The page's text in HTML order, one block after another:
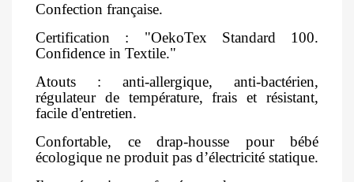
Confection française.
Certification : "OekoTex Standard 100.
Confidence in Textile."
Atouts : anti-allergique, anti-bactérien,
régulateur de température, frais et résistant,
facile d'entretien.
Confortable, ce drap-housse pour bébé
écologique ne produit pas d’électricité statique.